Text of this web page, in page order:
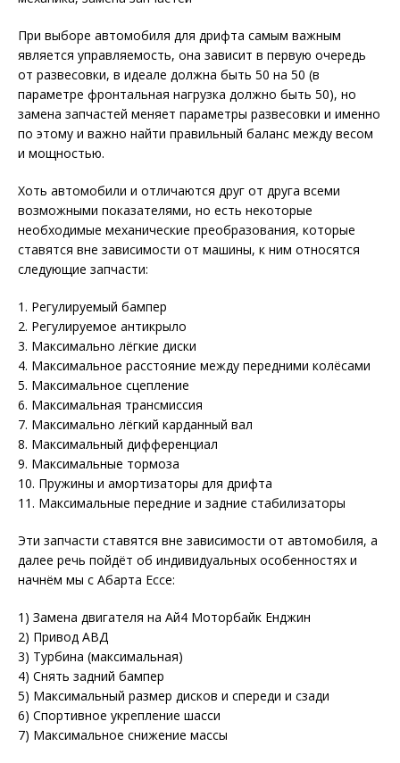
При выборе автомобиля для дрифта самым важным
является управляемость, она зависит в первую очередь
от развесовки, в идеале должна быть 50 на 50 (в
параметре фронтальная нагрузка должно быть 50), но
замена запчастей меняет параметры развесовки и именно
по этому и важно найти правильный баланс между весом
и мощностью.
Хоть автомобили и отличаются друг от друга всеми
возможными показателями, но есть некоторые
необходимые механические преобразования, которые
ставятся вне зависимости от машины, к ним относятся
следующие запчасти:
1. Регулируемый бампер
2. Регулируемое антикрыло
3. Максимально лёгкие диски
4. Максимальное расстояние между передними колёсами
5. Максимальное сцепление
6. Максимальная трансмиссия
7. Максимально лёгкий карданный вал
8. Максимальный дифференциал
9. Максимальные тормоза
10. Пружины и амортизаторы для дрифта
11. Максимальные передние и задние стабилизаторы
Эти запчасти ставятся вне зависимости от автомобиля, а
далее речь пойдёт об индивидуальных особенностях и
начнём мы с Абарта Ессе:
1) Замена двигателя на Ай4 Моторбайк Енджин
2) Привод АВД
3) Турбина (максимальная)
4) Снять задний бампер
5) Максимальный размер дисков и спереди и сзади
6) Спортивное укрепление шасси
7) Максимальное снижение массы